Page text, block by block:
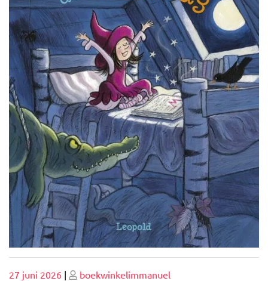
Geplaatst
27 juni 2026 | Geplaatst
boekwinkelimmanuel